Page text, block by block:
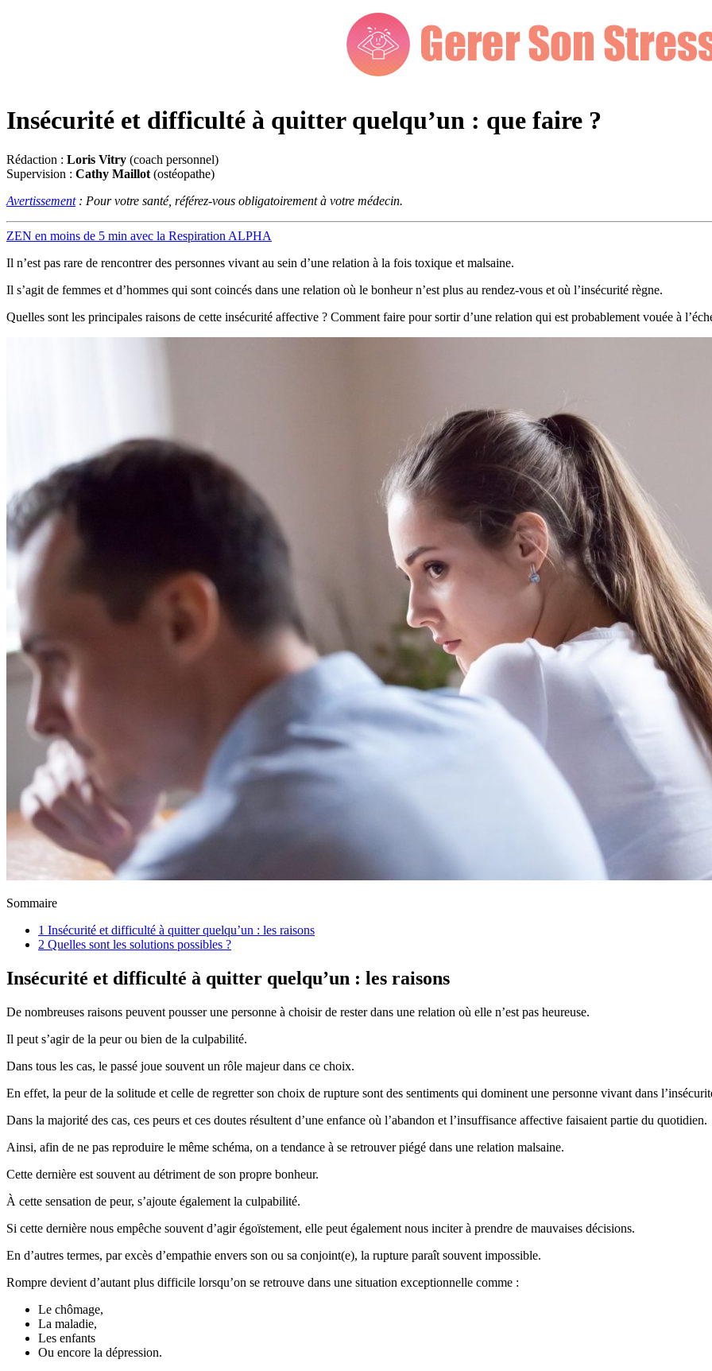
Insécurité et difficulté à quitter quelqu’un : que faire ?
Rédaction : Loris Vitry (coach personnel)
Supervision : Cathy Maillot (ostéopathe)
Avertissement: Pour votre santé, référez-vous obligatoirement à votre médecin.
ZEN en moins de 5 min avec la Respiration ALPHA
Il n’est pas rare de rencontrer des personnes vivant au sein d’une relation à la fois toxique et malsaine.
Il s’agit de femmes et d’hommes qui sont coincés dans une relation où le bonheur n’est plus au rendez-vous et où l’insécurité règne.
Quelles sont les principales raisons de cette insécurité affective ? Comment faire pour sortir d’une relation qui est probablement vouée à
Sommaire
1 Insécurité et difficulté à quitter quelqu’un : les raisons
2 Quelles sont les solutions possibles ?
Insécurité et difficulté à quitter quelqu’un : les raisons
De nombreuses raisons peuvent pousser une personne à choisir de rester dans une relation où elle n’est pas heureuse.
Il peut s’agir de la peur ou bien de la culpabilité.
Dans tous les cas, le passé joue souvent un rôle majeur dans ce choix.
En effet, la peur de la solitude et celle de regretter son choix de rupture sont des sentiments qui dominent une personne vivant dans
Dans la majorité des cas, ces peurs et ces doutes résultent d’une enfance où l’abandon et l’insuffisance affective faisaient partie du quotidien.
Ainsi, afin de ne pas reproduire le même schéma, on a tendance à se retrouver piégé dans une relation malsaine.
Cette dernière est souvent au détriment de son propre bonheur.
À cette sensation de peur, s’ajoute également la culpabilité.
Si cette dernière nous empêche souvent d’agir égoïstement, elle peut également nous inciter à prendre de mauvaises décisions.
En d’autres termes, par excès d’empathie envers son ou sa conjoint(e), la rupture paraît souvent impossible.
Rompre devient d’autant plus difficile lorsqu’on se retrouve dans une situation exceptionnelle comme :
Le chômage,
La maladie,
Les enfants
Ou encore la dépression.